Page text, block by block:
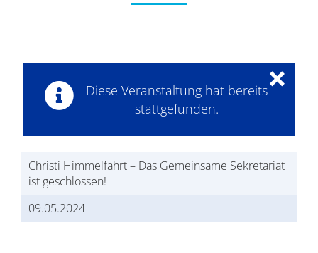
Diese Veranstaltung hat bereits
stattgefunden.
×
Christi Himmelfahrt – Das Gemeinsame Sekretariat
ist geschlossen!
09.05.2024